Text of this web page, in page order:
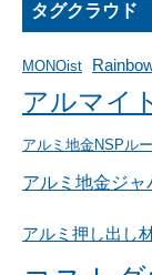
タグクラウド
MONOist
アルマイ
アルミ地金NSPル
アルミ地金ジャ
アルミ押し出し